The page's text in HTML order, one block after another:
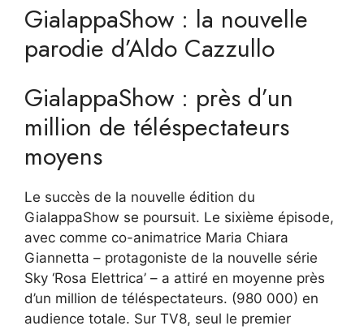
GialappaShow : la nouvelle
parodie d’Aldo Cazzullo
GialappaShow : près d’un
million de téléspectateurs
moyens
Le succès de la nouvelle édition du
GialappaShow se poursuit. Le sixième épisode,
avec comme co-animatrice Maria Chiara
Giannetta – protagoniste de la nouvelle série
Sky ‘Rosa Elettrica’ – a attiré en moyenne près
d’un million de téléspectateurs. (980 000) en
audience totale. Sur TV8, seul le premier